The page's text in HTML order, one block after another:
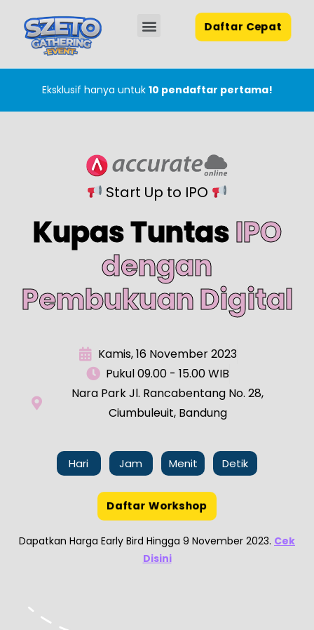
Daftar Cepat
Eksklusif hanya untuk 10 pendaftar pertama!
Start Up to IPO
Kupas TuntasIPO
dengan
Pembukuan Digital
Kamis, 16 November 2023
Pukul 09.00 - 15.00 WIB
Nara Park Jl. Rancabentang No. 28,
Ciumbuleuit, Bandung
Hari Jam Menit Detik
Daftar Workshop
Dapatkan Harga Early Bird Hingga 9 November 2023. Cek
Disini